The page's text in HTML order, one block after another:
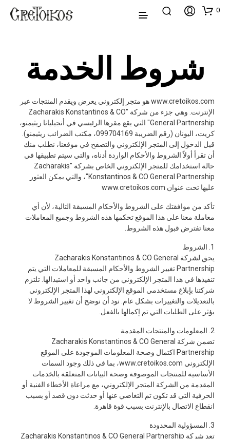
0
شروط الخدمة
www.cretoikos.com هو متجر إلكتروني يعرض ويقدم المنتجات عبر
الإنترنت. وهي جزء من شركة "Zacharakis Konstantinos & CO
General Partnership" التي يقع مقرها الرئيسي في أنجيليانا ريثيمنو،
كريت، اليونان (رقم الضريبة 099704169، مكتب الضرائب ريثيمنو).
قبل الدخول إلى المتجر الإلكتروني والتصفح في موقعنا، نطلب منك
أن تقرأ أولاً الشروط والأحكام الواردة أدناه، والتي سيتم تطبيقها في
حالة استخدامك للمتجر الإلكتروني الخاص بشركة "Zacharakis
Konstantinos & CO General Partnership"، والتي يمكن العثور
عليها تحت عنوان www.cretoikos.com
تأكد من موافقتك على الشروط والأحكام المسبقة التالية، لأن أي
معاملة معنا على هذا الموقع تحكمها هذه الشروط وجميع المعاملات
معنا تفترض قبول هذه الشروط.
1. الشروط
يحق لشركة Zacharakis Konstantinos & CO General
Partnership تغيير الشروط والأحكام المسبقة للمعاملات التي يتم
تنفيذها في هذا المتجر الإلكتروني من جانب واحد أو استبدالها. تلتزم
شركتنا بإبلاغ مستخدمي الموقع الإلكتروني لهذا المتجر الإلكتروني
بالتعديلات والتغييرات بشكل عام. نود أن نوضح أن تغيير الشروط لا
يؤثر على الطلبات التي تم إكمالها بالفعل.
2. المعلومات والمنتجات المقدمة
تضمن شركة Zacharakis Konstantinos & CO General
Partnership اكتمال وصحة المعلومات الموجودة على الموقع
الإلكتروني www.cretoikos.com، بما في ذلك وجود السمات
الأساسية للمنتجات الموصوفة وصحة البيانات المتعلقة بالخدمات
المقدمة من الشركة المتجر الإلكتروني، مع مراعاة الأخطاء الفنية أو
الحرفية التي قد تكون تم التغاضي عنها أو حدثت دون قصد أو بسبب
انقطاع الاتصال بالإنترنت بسبب قوة قاهرة.
3. المسؤولية المحدودة
تعد شركة Zacharakis Konstantinos & CO General Partnership